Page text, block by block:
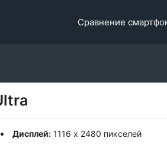
Сравнение
Дисплей:1116 x 2480 пикселей